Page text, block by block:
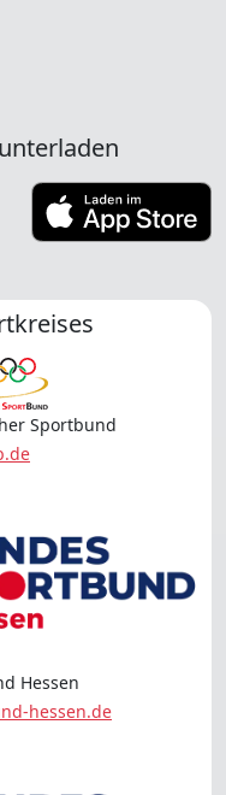
Sportbund
Hessen
hessen.de